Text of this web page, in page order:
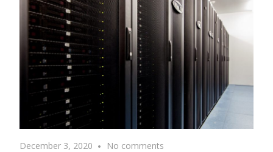
December 3, 2020 No comments